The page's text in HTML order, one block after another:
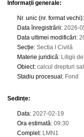
Informații generale:
Nr. unic (nr. format vechi):
Data înregistrării: 2026-
Data ultimei modificări:
Secție: Sectia I Civilă
Materie juridică: Litigii
Obiect: calcul drepturi
Stadiu procesual : Fond
Sedințe:
Data: 2027-02-19
Ora estimată: 09:30
Complet: LMN1